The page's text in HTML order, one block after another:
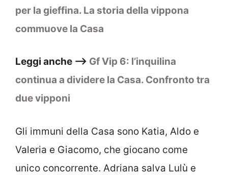
per la gieffina. La storia della vippona
commuove la Casa
Leggi anche –> Gf Vip 6: l’inquilina
continua a dividere la Casa. Confronto tra
due vipponi
Gli immuni della Casa sono Katia, Aldo e
Valeria e Giacomo, che giocano come
unico concorrente. Adriana salva Lulù e